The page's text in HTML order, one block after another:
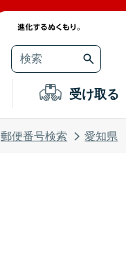
受け取る
郵便番号検索 愛知県